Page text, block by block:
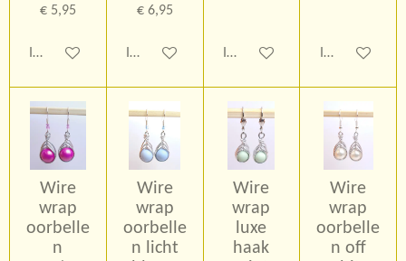
€ 5,95
In winkelwagen
€ 6,95
In winkelwagen In winkelwagen In
Wire
wrap
oorbelle
n
Wire
wrap
oorbelle
n licht
Wire
wrap
luxe
haak
Wire
wrap
oorbelle
n off